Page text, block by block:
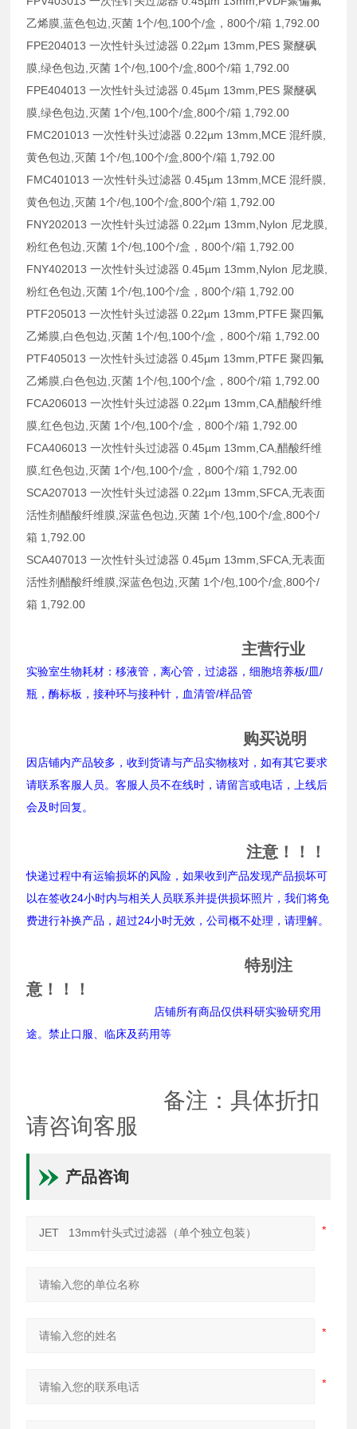
乙烯膜,蓝色包边,灭菌 1个/包,100个/盒，800个/箱 1,792.00
FPE204013 一次性针头过滤器 0.22µm 13mm,PES 聚醚砜
膜,绿色包边,灭菌 1个/包,100个/盒,800个/箱 1,792.00
FPE404013 一次性针头过滤器 0.45µm 13mm,PES 聚醚砜
膜,绿色包边,灭菌 1个/包,100个/盒,800个/箱 1,792.00
FMC201013 一次性针头过滤器 0.22µm 13mm,MCE 混纤膜,
黄色包边,灭菌 1个/包,100个/盒,800个/箱 1,792.00
FMC401013 一次性针头过滤器 0.45µm 13mm,MCE 混纤膜,
黄色包边,灭菌 1个/包,100个/盒,800个/箱 1,792.00
FNY202013 一次性针头过滤器 0.22µm 13mm,Nylon 尼龙膜,
粉红色包边,灭菌 1个/包,100个/盒，800个/箱 1,792.00
FNY402013 一次性针头过滤器 0.45µm 13mm,Nylon 尼龙膜,
粉红色包边,灭菌 1个/包,100个/盒，800个/箱 1,792.00
PTF205013 一次性针头过滤器 0.22µm 13mm,PTFE 聚四氟
乙烯膜,白色包边,灭菌 1个/包,100个/盒，800个/箱 1,792.00
PTF405013 一次性针头过滤器 0.45µm 13mm,PTFE 聚四氟
乙烯膜,白色包边,灭菌 1个/包,100个/盒，800个/箱 1,792.00
FCA206013 一次性针头过滤器 0.22µm 13mm,CA,醋酸纤维
膜,红色包边,灭菌 1个/包,100个/盒，800个/箱 1,792.00
FCA406013 一次性针头过滤器 0.45µm 13mm,CA,醋酸纤维
膜,红色包边,灭菌 1个/包,100个/盒，800个/箱 1,792.00
SCA207013 一次性针头过滤器 0.22µm 13mm,SFCA,无表面
活性剂醋酸纤维膜,深蓝色包边,灭菌 1个/包,100个/盒,800个/
箱 1,792.00
SCA407013 一次性针头过滤器 0.45µm 13mm,SFCA,无表面
活性剂醋酸纤维膜,深蓝色包边,灭菌 1个/包,100个/盒,800个/
箱 1,792.00
主营行业
实验室生物耗材：移液管，离心管，过滤器，细胞培养板/皿/
瓶，酶标板，接种环与接种针，血清管/样品管
购买说明
因店铺内产品较多，收到货请与产品实物核对，如有其它要求
请联系客服人员。客服人员不在线时，请留言或电话，上线后
会及时回复。
注意！！！
快递过程中有运输损坏的风险，如果收到产品发现产品损坏可
以在签收24小时内与相关人员联系并提供损坏照片，我们将免
费进行补换产品，超过24小时无效，公司概不处理，请理解。
特别注
意！！！
店铺所有商品仅供科研实验研究用
途。禁止口服、临床及药用等
备注：具体折扣
请咨询客服
产品咨询